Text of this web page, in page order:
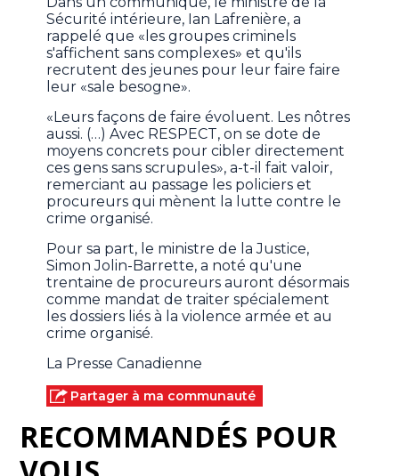
Sécurité intérieure, Ian Lafrenière, a
rappelé que «les groupes criminels
s'affichent sans complexes» et qu'ils
recrutent des jeunes pour leur faire faire
leur «sale besogne».
«Leurs façons de faire évoluent. Les nôtres
aussi. (…) Avec RESPECT, on se dote de
moyens concrets pour cibler directement
ces gens sans scrupules», a-t-il fait valoir,
remerciant au passage les policiers et
procureurs qui mènent la lutte contre le
crime organisé.
Pour sa part, le ministre de la Justice,
Simon Jolin-Barrette, a noté qu'une
trentaine de procureurs auront désormais
comme mandat de traiter spécialement
les dossiers liés à la violence armée et au
crime organisé.
La Presse Canadienne
Partager à ma communauté
RECOMMANDÉS POUR